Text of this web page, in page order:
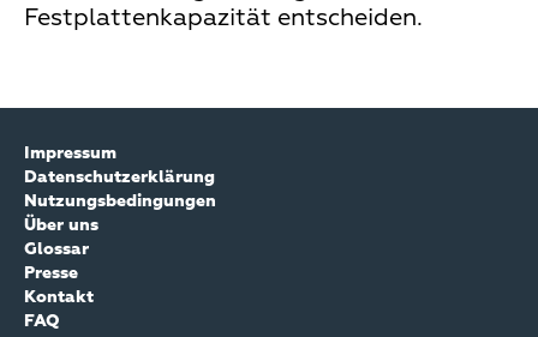
Festplattenkapazität entscheiden.
Impressum
Datenschutzerklärung
Nutzungsbedingungen
Über uns
Glossar
Presse
Kontakt
FAQ